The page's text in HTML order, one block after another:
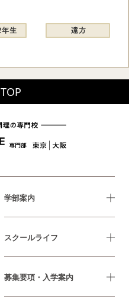
学部案内
スクールライフ
募集要項・入学案内